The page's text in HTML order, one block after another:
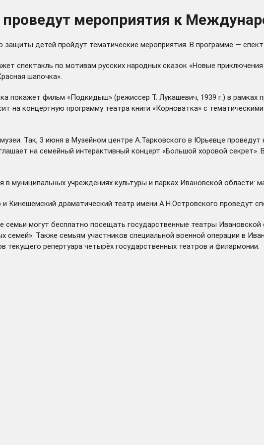
мероприятия к
детей пройдут тематические мероприятия. В программе —
спектакль по мотивам русских народных сказок «Новые
шапочка».
покажет фильм «Подкидыш» (режиссер Т. Лукашевич, 1939 г.) в
на концертную программу театра книги «Корноватка» с
Так, 3 июня в Музейном центре А.Тарковского в Юрьевце проведут
на семейный интерактивный концерт «Большой хоровой
муниципальных учреждениях культуры и парках Ивановской области:
Кинешемский драматический театр имени А.Н.Островского проведут
могут бесплатно посещать государственные театры
семей». Также семьям участников специальной военной операции в
текущего репертуара четырёх государственных театров и филармонии.